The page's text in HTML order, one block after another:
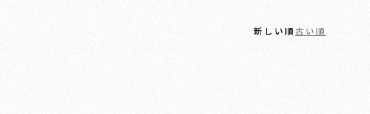
新しい順 古い順